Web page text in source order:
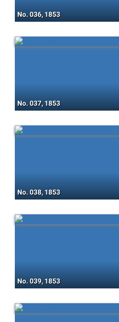
No. 036, 1853
No. 037, 1853
No. 038, 1853
No. 039, 1853